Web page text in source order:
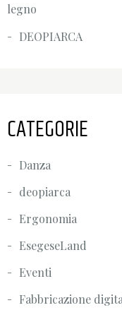
legno
DEOPIARCA
CATEGORIE
Danza
deopiarca
Ergonomia
EsegeseLand
Eventi
Fabbricazione